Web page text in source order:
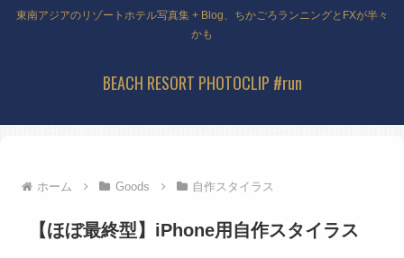
東南アジアのリゾートホテル写真集 + Blog、ちかごろランニングとFXが半々
かも
BEACH RESORT PHOTOCLIP #run
ホーム Goods 自作スタイラス
【ほぼ最終型】iPhone用自作スタイラス